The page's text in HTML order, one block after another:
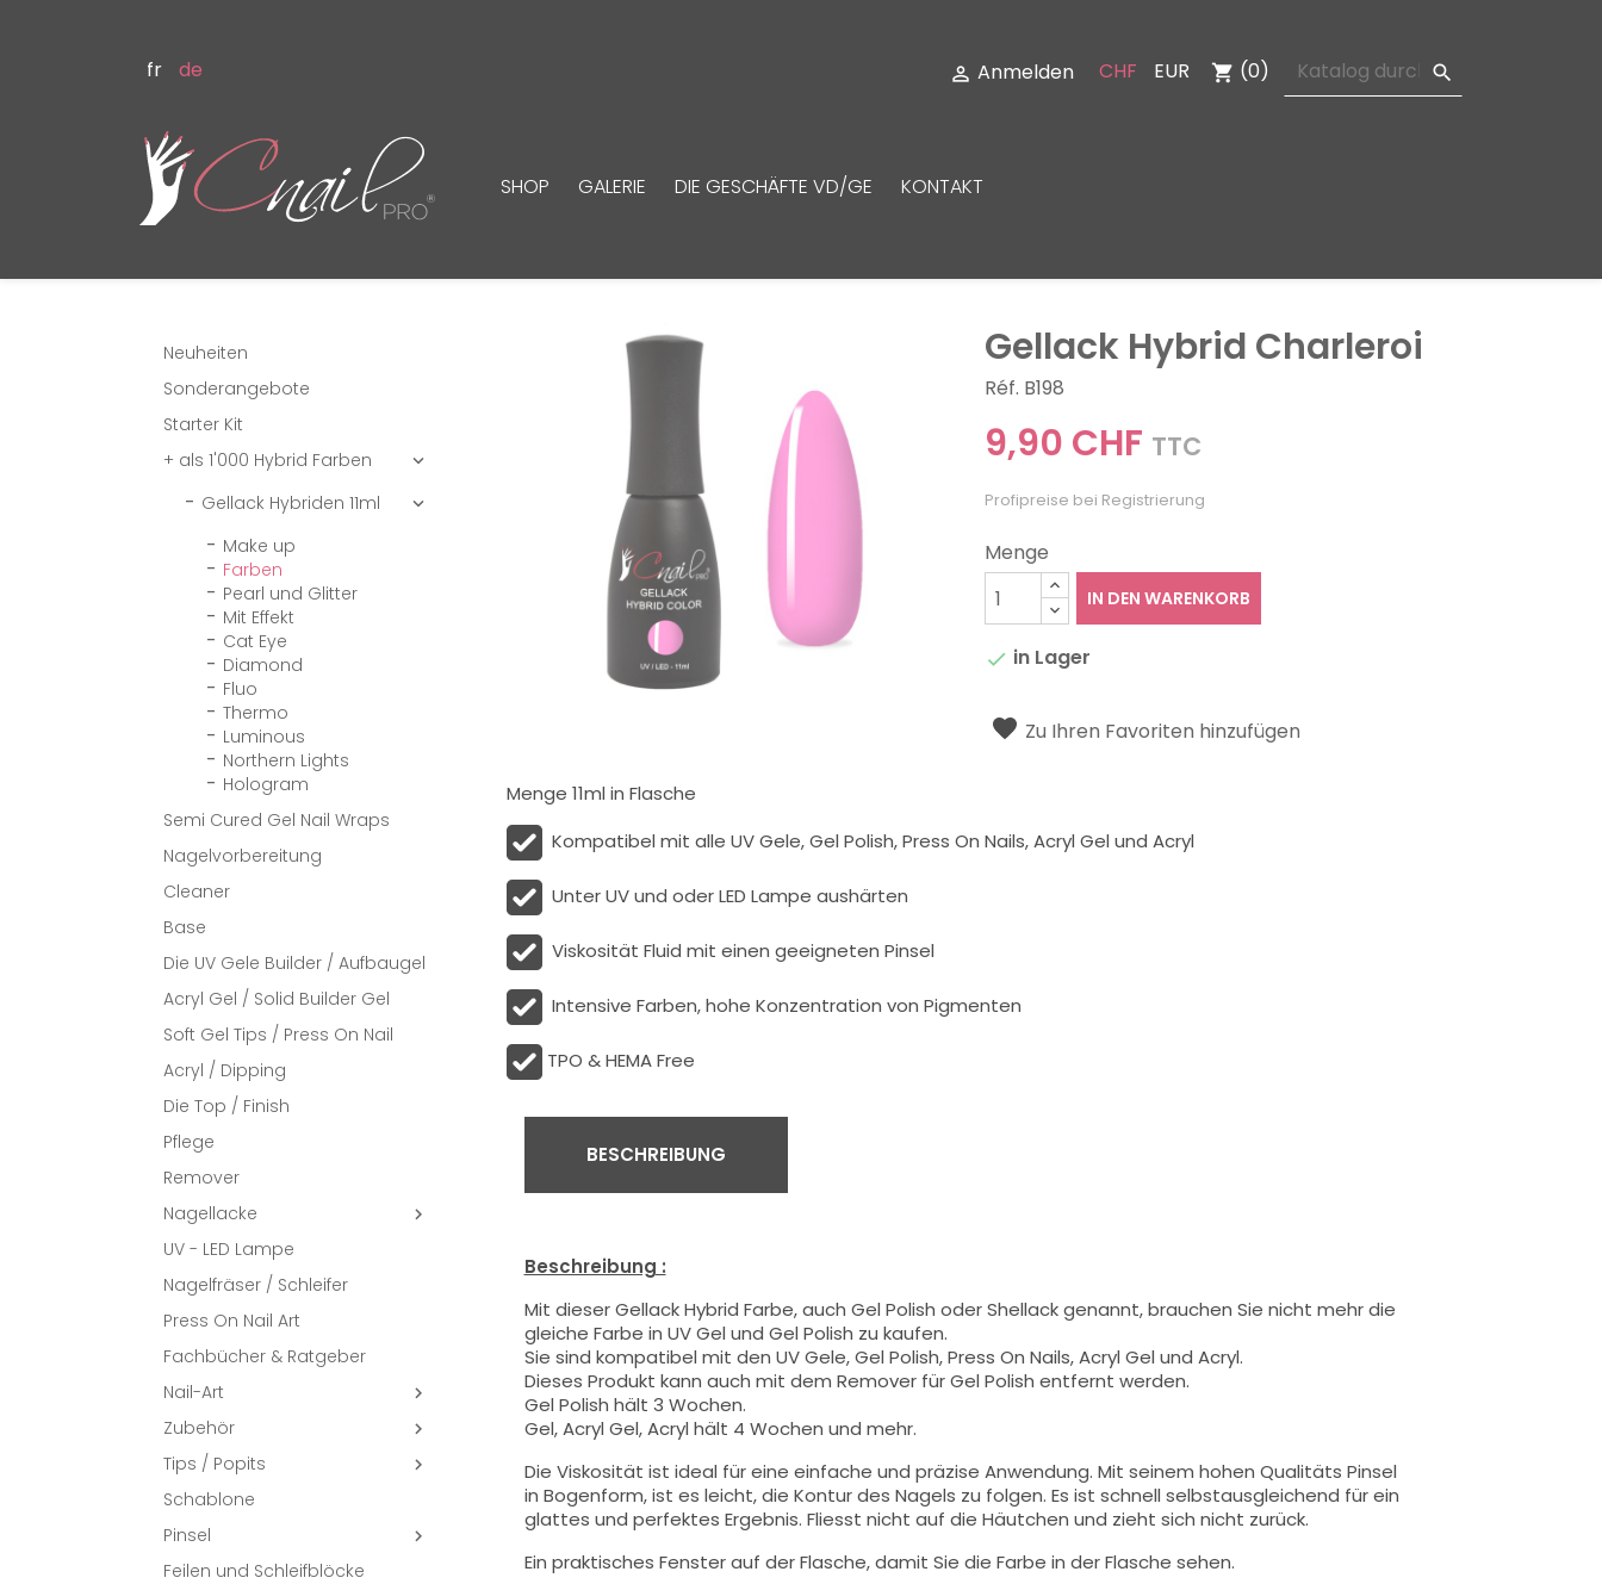
fr de  Anmelden CHF EUR shopping_cart (0) 
SHOP GALERIE DIE GESCHÄFTE VD/GE KONTAKT
Neuheiten
Sonderangebote
Starter Kit
+ als 1'000 Hybrid Farben

Gellack Hybriden 11ml 
Make up
Farben
Pearl und Glitter
Mit Effekt
Cat Eye
Diamond
Fluo
Thermo
Luminous
Northern Lights
Hologram
Semi Cured Gel Nail Wraps
Nagelvorbereitung
Cleaner
Base
Die UV Gele Builder / Aufbaugel
Acryl Gel / Solid Builder Gel
Soft Gel Tips / Press On Nail
Acryl / Dipping
Die Top / Finish
Pflege
Remover
Nagellacke

UV - LED Lampe
Nagelfräser / Schleifer
Press On Nail Art
Fachbücher & Ratgeber
Nail-Art

Zubehör 
Tips / Popits 
Schablone
Pinsel

Feilen und Schleifblöcke
Gellack Hybrid Charleroi
Réf. B198
9,90 CHF TTC
Profipreise bei Registrierung
Menge
IN DEN WARENKORB
 in Lager
Zu Ihren Favoriten hinzufügen
Menge 11ml in Flasche
Kompatibel mit alle UV Gele, Gel Polish, Press On Nails, Acryl Gel und Acryl
Unter UV und oder LED Lampe aushärten
Viskosität Fluid mit einen geeigneten Pinsel
Intensive Farben, hohe Konzentration von Pigmenten
TPO & HEMA Free
BESCHREIBUNG
Beschreibung :
Mit dieser Gellack Hybrid Farbe, auch Gel Polish oder Shellack genannt, brauchen Sie nicht mehr die
gleiche Farbe in UV Gel und Gel Polish zu kaufen.
Sie sind kompatibel mit den UV Gele, Gel Polish, Press On Nails, Acryl Gel und Acryl.
Dieses Produkt kann auch mit dem Remover für Gel Polish entfernt werden.
Gel Polish hält 3 Wochen.
Gel, Acryl Gel, Acryl hält 4 Wochen und mehr.
Die Viskosität ist ideal für eine einfache und präzise Anwendung. Mit seinem hohen Qualitäts Pinsel
in Bogenform, ist es leicht, die Kontur des Nagels zu folgen. Es ist schnell selbstausgleichend für ein
glattes und perfektes Ergebnis. Fliesst nicht auf die Häutchen und zieht sich nicht zurück.
Ein praktisches Fenster auf der Flasche, damit Sie die Farbe in der Flasche sehen.